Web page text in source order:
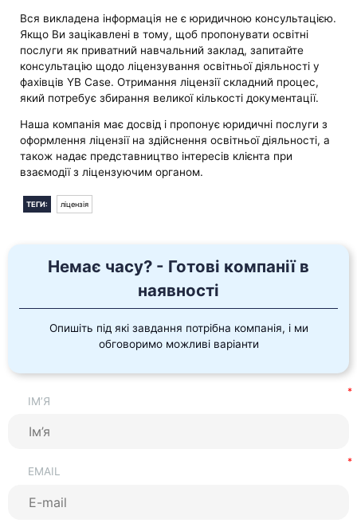
Вся викладена інформація не є юридичною консультацією.
Якщо Ви зацікавлені в тому, щоб пропонувати освітні
послуги як приватний навчальний заклад, запитайте
консультацію щодо ліцензування освітньої діяльності у
фахівців YB Case. Отримання ліцензії складний процес,
який потребує збирання великої кількості документації.
Наша компанія має досвід і пропонує юридичні послуги з
оформлення ліцензії на здійснення освітньої діяльності, а
також надає представництво інтересів клієнта при
взаємодії з ліцензуючим органом.
ТЕГИ: ліцензія
Немає часу? - Готові компанії в
наявності
Опишіть під які завдання потрібна компанія, і ми
обговоримо можливі варіанти
ІМ’Я
EMAIL